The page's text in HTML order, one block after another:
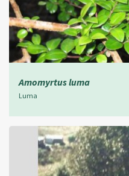
Amomyrtus luma
Luma